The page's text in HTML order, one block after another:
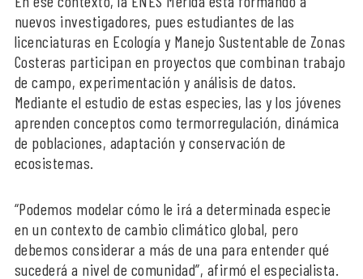
nuevos investigadores, pues estudiantes de las
licenciaturas en Ecología y Manejo Sustentable de Zonas
Costeras participan en proyectos que combinan trabajo
de campo, experimentación y análisis de datos.
Mediante el estudio de estas especies, las y los jóvenes
aprenden conceptos como termorregulación, dinámica
de poblaciones, adaptación y conservación de
ecosistemas.
“Podemos modelar cómo le irá a determinada especie
en un contexto de cambio climático global, pero
debemos considerar a más de una para entender qué
sucederá a nivel de comunidad”, afirmó el especialista.